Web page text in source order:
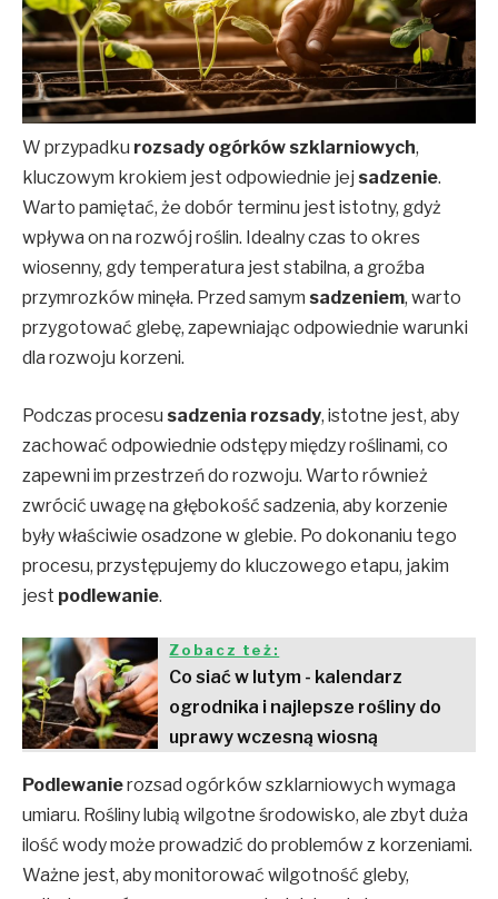
W przypadku rozsady ogórków szklarniowych,
kluczowym krokiem jest odpowiednie jej sadzenie.
Warto pamiętać, że dobór terminu jest istotny, gdyż
wpływa on na rozwój roślin. Idealny czas to okres
wiosenny, gdy temperatura jest stabilna, a groźba
przymrozków minęła. Przed samym sadzeniem, warto
przygotować glebę, zapewniając odpowiednie warunki
dla rozwoju korzeni.
Podczas procesu sadzenia rozsady, istotne jest, aby
zachować odpowiednie odstępy między roślinami, co
zapewni im przestrzeń do rozwoju. Warto również
zwrócić uwagę na głębokość sadzenia, aby korzenie
były właściwie osadzone w glebie. Po dokonaniu tego
procesu, przystępujemy do kluczowego etapu, jakim
jest podlewanie.
Zobacz też:
Co siać w lutym - kalendarz
ogrodnika i najlepsze rośliny do
uprawy wczesną wiosną
Podlewanierozsad ogórków szklarniowych wymaga
umiaru. Rośliny lubią wilgotne środowisko, ale zbyt duża
ilość wody może prowadzić do problemów z korzeniami.
Ważne jest, aby monitorować wilgotność gleby,